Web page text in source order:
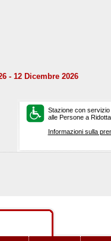
- 12 Dicembre 2026
Stazione con
alle Persone a
Informazioni sulla